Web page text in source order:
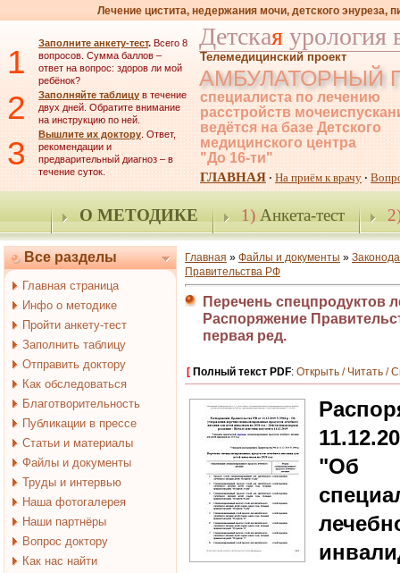
Лечение цистита, недержания мочи, детского энуреза,
1 Заполните анкету-тест. Всего 8
вопросов. Сумма баллов –
ответ на вопрос: здоров ли мой
ребёнок?
2 Заполняйте таблицу в течение
двух дней. Обратите внимание
на инструкцию по ней.
3 Вышлите их доктору. Ответ,
рекомендации и
предварительный диагноз – в
течение суток.
Детская урология
Телемедицинский проект
АМБУЛАТОРНЫЙ
специалиста по лечению
расстройств
ведётся на базе Детского
медицинского центра
"До 16-ти"
ГЛАВНАЯ · На приём к врачу ·
О МЕТОДИКЕ 1)Анкета-тест
Все разделы
Главная страница
Инфо о методике
Пройти анкету-тест
Заполнить таблицу
Отправить доктору
Как обследоваться
Благотворительность
Публикации в прессе
Статьи и материалы
Файлы и документы
Труды и интервью
Наша фотогалерея
Наши партнёры
Вопрос доктору
Как нас найти
Главная » Файлы и документы »
Правительства РФ
Перечень спецпродуктов
Распоряжение
первая ред.
[ Полный текст PDF: Открыть / Читать /
"Об